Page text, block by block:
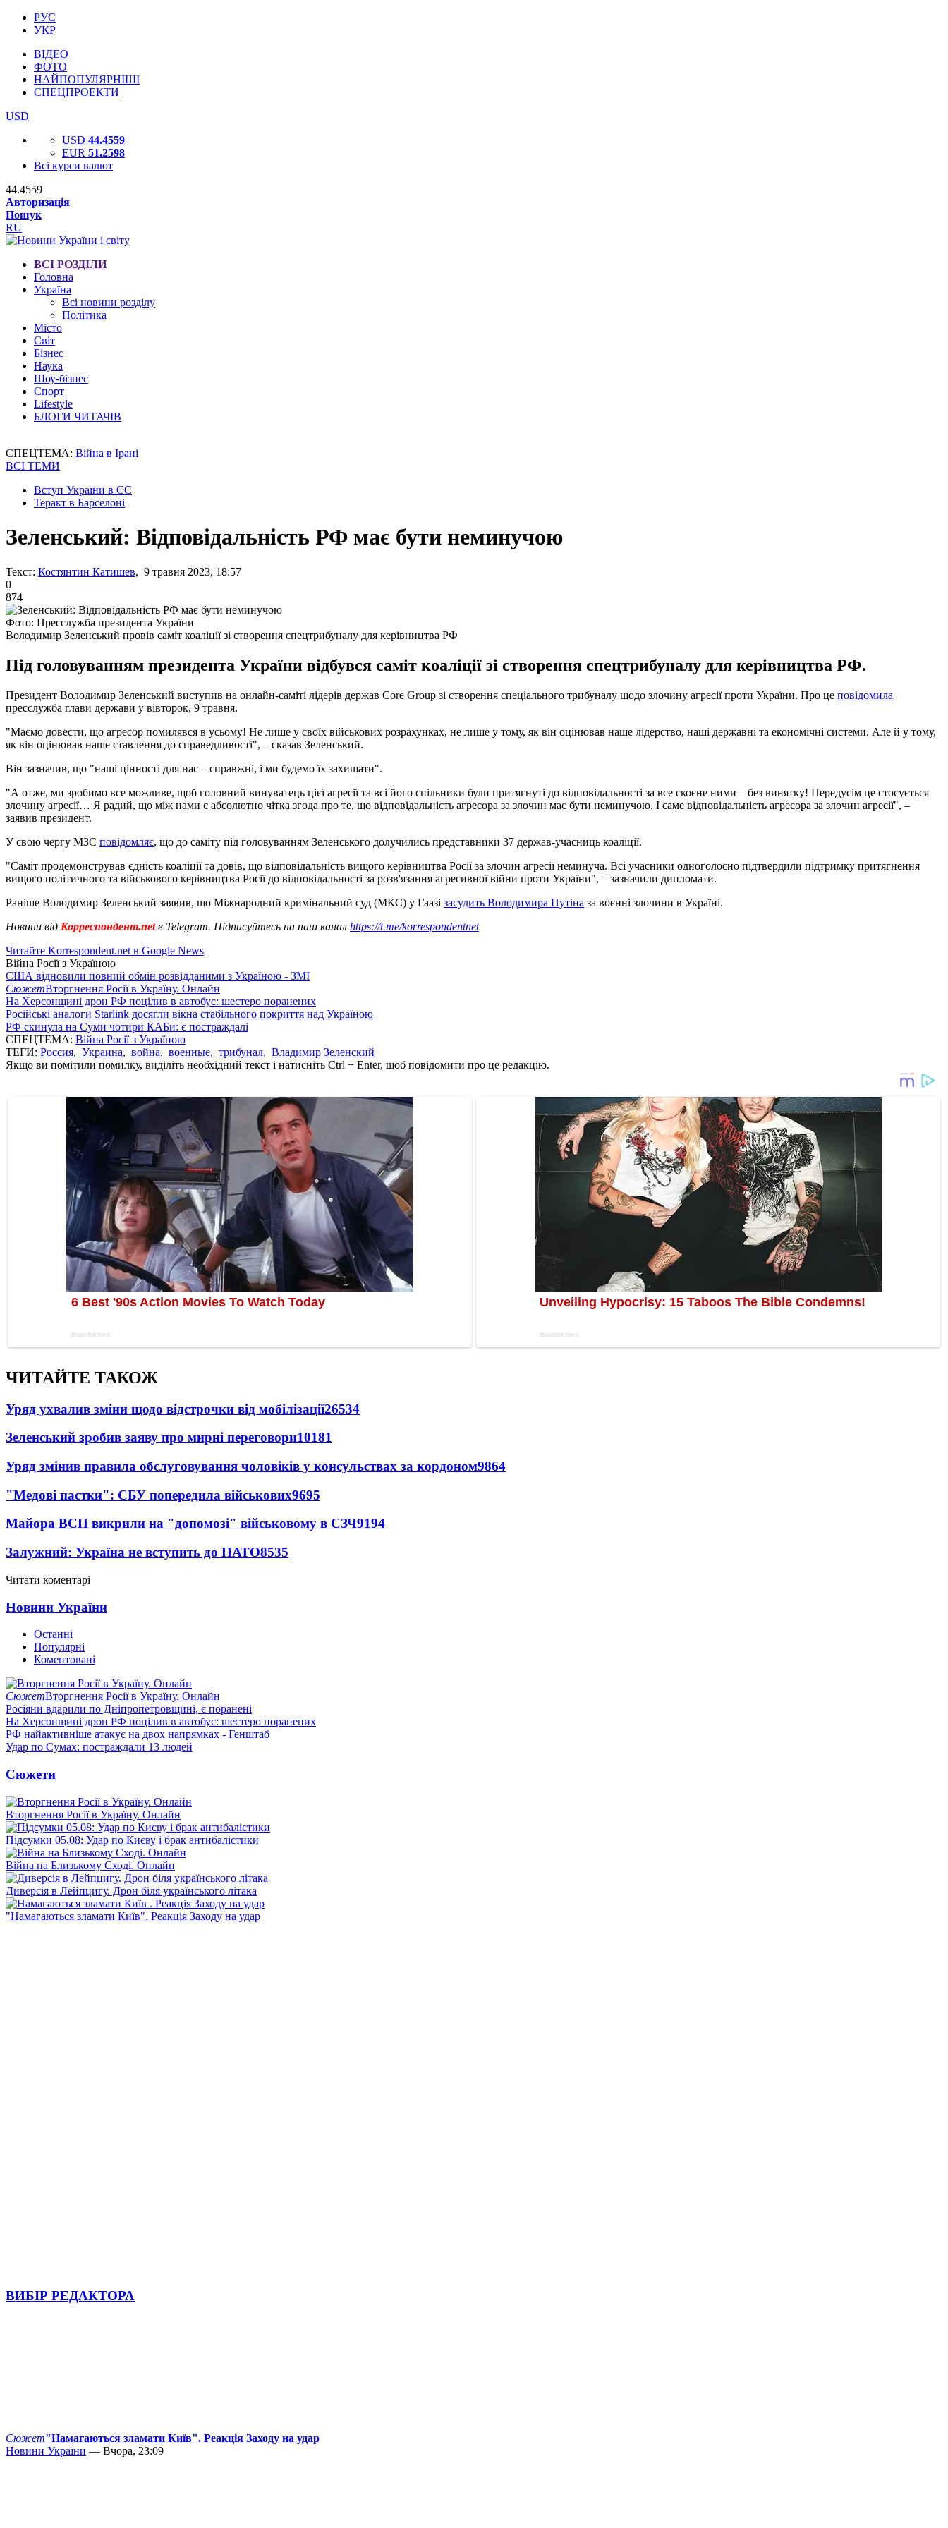
РУС
УКР
ВІДЕО
ФОТО
НАЙПОПУЛЯРНІШІ
СПЕЦПРОЕКТИ
USD
USD 44.4559
EUR 51.2598
Всі курси валют
44.4559
Авторизація
Пошук
RU
ВСІ РОЗДІЛИ
Головна
Україна
Всі новини розділу
Політика
Місто
Світ
Бізнес
Наука
Шоу-бізнес
Спорт
Lifestyle
БЛОГИ ЧИТАЧІВ
СПЕЦТЕМА: Війна в Ірані
ВСІ ТЕМИ
Вступ України в ЄС
Теракт в Барселоні
Зеленський: Відповідальність РФ має бути неминучою
Текст: Костянтин Катишев, 9 травня 2023, 18:57
0
874
Фото: Пресслужба президента України
Володимир Зеленський провів саміт коаліції зі створення cпецтрибуналу для керівництва РФ
Під головуванням президента України відбувся саміт коаліції зі створення cпецтрибуналу для керівництва РФ.
Президент Володимир Зеленський виступив на онлайн-саміті лідерів держав Core Group зі створення спеціального трибуналу щодо злочину агресії проти України. Про це повідомила
пресслужба глави держави у вівторок, 9 травня.
"Маємо довести, що агресор помилявся в усьому! Не лише у своїх військових розрахунках, не лише у тому, як він оцінював наше лідерство, наші державні та економічні системи. Але й у тому,
як він оцінював наше ставлення до справедливості", – сказав Зеленський.
Він зазначив, що "наші цінності для нас – справжні, і ми будемо їх захищати".
"А отже, ми зробимо все можливе, щоб головний винуватець цієї агресії та всі його спільники були притягнуті до відповідальності за все скоєне ними – без винятку! Передусім це стосується
злочину агресії… Я радий, що між нами є абсолютно чітка згода про те, що відповідальність агресора за злочин має бути неминучою. І саме відповідальність агресора за злочин агресії", –
заявив президент.
У свою чергу МЗС повідомляє, що до саміту під головуванням Зеленського долучились представники 37 держав-учасниць коаліції.
"Саміт продемонстрував єдність коаліції та довів, що відповідальність вищого керівництва Росії за злочин агресії неминуча. Всі учасники одноголосно підтвердили підтримку притягнення
вищого політичного та військового керівництва Росії до відповідальності за розв'язання агресивної війни проти України", – зазначили дипломати.
Раніше Володимир Зеленський заявив, що Міжнародний кримінальний суд (МКС) у Гаазі засудить Володимира Путіна за воєнні злочини в Україні.
Новини від Корреспондент.netв Telegram. Підписуйтесь на наш канал https://t.me/korrespondentnet
Читайте Korrespondent.net в Google News
Війна Росії з Україною
США відновили повний обмін розвідданими з Україною - ЗМІ
СюжетВторгнення Росії в Україну. Онлайн
На Херсонщині дрон РФ поцілив в автобус: шестеро поранених
Російські аналоги Starlink досягли вікна стабільного покриття над Україною
РФ скинула на Суми чотири КАБи: є постраждалі
СПЕЦТЕМА: Війна Росії з Україною
ТЕГИ: Россия, Украина, война, военные, трибунал, Владимир Зеленский
Якщо ви помітили помилку, виділіть необхідний текст і натисніть Ctrl + Enter, щоб повідомити про це редакцію.
ЧИТАЙТЕ ТАКОЖ
Уряд ухвалив зміни щодо відстрочки від мобілізації26534
Зеленський зробив заяву про мирні переговори10181
Уряд змінив правила обслуговування чоловіків у консульствах за кордоном9864
"Медові пастки": СБУ попередила військових9695
Майора ВСП викрили на "допомозі" військовому в СЗЧ9194
Залужний: Україна не вступить до НАТО8535
Читати коментарі
Новини України
Останні
Популярні
Коментовані
СюжетВторгнення Росії в Україну. Онлайн
Росіяни вдарили по Дніпропетровщині, є поранені
На Херсонщині дрон РФ поцілив в автобус: шестеро поранених
РФ найактивніше атакує на двох напрямках - Генштаб
Удар по Сумах: постраждали 13 людей
Сюжети
Вторгнення Росії в Україну. Онлайн
Підсумки 05.08: Удар по Києву і брак антибалістики
Війна на Близькому Сході. Онлайн
Диверсія в Лейпцигу. Дрон біля українського літака
"Намагаються зламати Київ". Реакція Заходу на удар
ВИБІР РЕДАКТОРА
Сюжет"Намагаються зламати Київ". Реакція Заходу на удар
Новини України — Вчора, 23:09